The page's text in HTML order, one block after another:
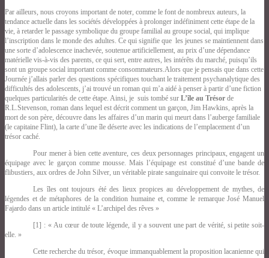
Par ailleurs, nous croyons important de noter, comme le font de nombreux auteurs, la
tendance actuelle dans les sociétés développées à prolonger indéfiniment cette étape de la
vie, à retarder le passage symbolique du groupe familial au groupe social, qui implique
l’inscription dans le monde des adultes. Ce qui signifie que les jeunes se maintiennent dans
une sorte d’adolescence inachevée, soutenue artificiellement, au prix d’une dépendance
matérielle vis-à-vis des parents, ce qui sert, entre autres, les intérêts du marché, puisqu’ils
sont un groupe social important comme consommateurs. Alors que je pensais que dans cette
Journée j’allais parler des questions spécifiques touchant le traitement psychanalytique des
difficultés des adolescents, j’ai trouvé un roman qui m’a aidé à penser à partir d’une fiction
quelques particularités de cette étape. Ainsi, je suis tombé sur L’île au Trésor de
R.L.Stevenson, roman dans lequel est décrit comment un garçon, Jim Hawkins, après la
mort de son père, découvre dans les affaires d’un marin qui meurt dans l’auberge familiale
(le capitaine Flint), la carte d’une île déserte avec les indications de l’emplacement d’un
trésor caché.
Pour mener à bien cette aventure, ces deux personnages principaux, engagent un
équipage avec le garçon comme mousse. Mais l’équipage est constitué d’une bande de
flibustiers, aux ordres de John Silver, un véritable pirate sanguinaire qui convoite le trésor.
Les îles ont toujours été des lieux propices au développement de mythes, de
légendes et de métaphores de la condition humaine et, comme le remarque José Manuel
Fajardo dans un article intitulé « L’archipel des rêves »
[1] : « Au cœur de toute légende, il y a souvent une part de vérité, si petite soit-
elle. »
Cette recherche du trésor, évoque immanquablement la proposition lacanienne qui